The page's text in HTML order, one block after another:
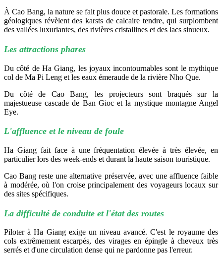
À Cao Bang, la nature se fait plus douce et pastorale. Les formations
géologiques révèlent des karsts de calcaire tendre, qui surplombent
des vallées luxuriantes, des rivières cristallines et des lacs sinueux.
Les attractions phares
Du côté de Ha Giang, les joyaux incontournables sont le mythique
col de Ma Pi Leng et les eaux émeraude de la rivière Nho Que.
Du côté de Cao Bang, les projecteurs sont braqués sur la
majestueuse cascade de Ban Gioc et la mystique montagne Angel
Eye.
L'affluence et le niveau de foule
Ha Giang fait face à une fréquentation élevée à très élevée, en
particulier lors des week-ends et durant la haute saison touristique.
Cao Bang reste une alternative préservée, avec une affluence faible
à modérée, où l'on croise principalement des voyageurs locaux sur
des sites spécifiques.
La difficulté de conduite et l'état des routes
Piloter à Ha Giang exige un niveau avancé. C'est le royaume des
cols extrêmement escarpés, des virages en épingle à cheveux très
serrés et d'une circulation dense qui ne pardonne pas l'erreur.